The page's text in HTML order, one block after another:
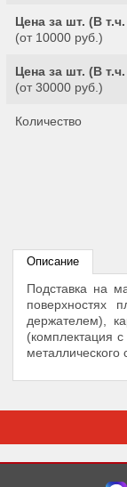
Цена за шт. (В
(от 10000 руб.)
Цена за шт. (В
(от 30000 руб.)
Количество
Описание
Подставка на
поверхностях
держателем),
(комплектация